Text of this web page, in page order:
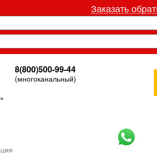
Заказать
8(800)500-99-44
(многоканальный)